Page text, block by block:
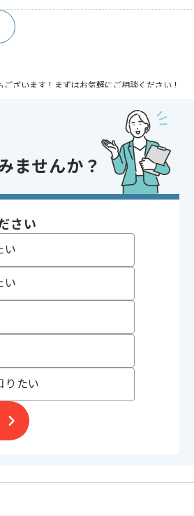
ざいます！まずはお気軽にご相談ください！
ョン
期プロジェクト , BtoB向け , 新技術に積
ませんか？
さい
い
い
りたい